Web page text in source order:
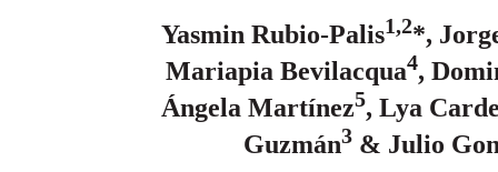
Yasmin Rubio-Palis1,2*,
Mariapia Bevilacqua4,
Ángela Martínez5, Lya
Guzmán3& Julio